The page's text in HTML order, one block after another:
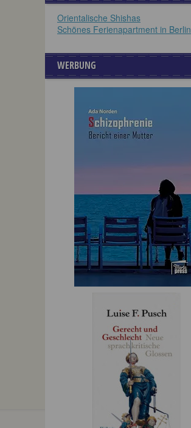
Orientalische Shishas
Schönes Ferienapartment in Berlin
WERBUNG